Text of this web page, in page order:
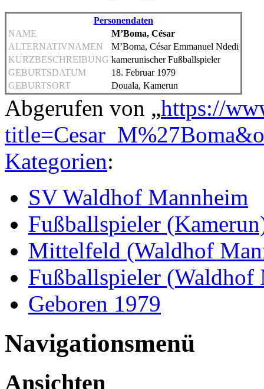
Personendaten
NAME
M’Boma, César
ALTERNATIVNAMEN
M’Boma, César Emmanuel Ndedi
KURZBESCHREIBUNG kamerunischer Fußballspieler
GEBURTSDATUM
18. Februar 1979
GEBURTSORT
Douala, Kamerun
Abgerufen von „https://
Kategorien:
SV Waldhof Mannheim
Fußballspieler
Mittelfeld (Waldhof
Fußballspieler (Waldhof
Geboren 1979
Navigationsmenü
Ansichten